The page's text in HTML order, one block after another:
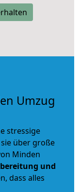
Umzug
stressige
über große
Minden
und
dass alles